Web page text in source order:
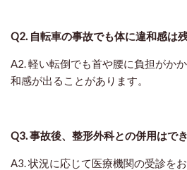
Q2. 自転車の事故でも体に違和感は
A2. 軽い転倒でも首や腰に負担がか
和感が出ることがあります。
Q3. 事故後、整形外科との併用はで
A3. 状況に応じて医療機関の受診を